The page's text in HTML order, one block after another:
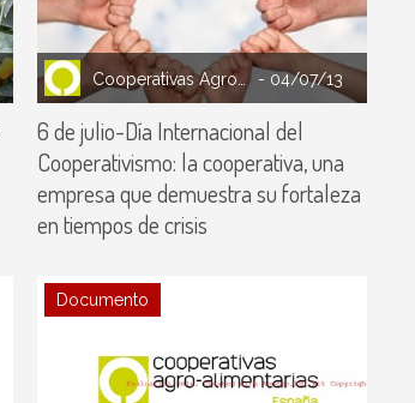
Cooperativas Agro-alimentarias España - 04/07/13
6 de julio-Día Internacional del
Cooperativismo: la cooperativa, una
empresa que demuestra su fortaleza
en tiempos de crisis
Documento